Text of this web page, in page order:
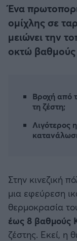
Ρεάλ
Ατλέτικο
Ένα
ομίχλης σε
μειώνει την
οκτώ βαθμούς
Βροχή από
τη ζέστη;
Λιγότερος
Στην κινεζική
μια εφεύρεση
θερμοκρασία
έως 8 βαθμούς
ζέστης. Εκεί, η